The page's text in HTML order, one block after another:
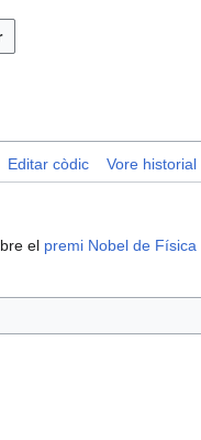
Editar còdic Vore historial
el premi Nobel de Física